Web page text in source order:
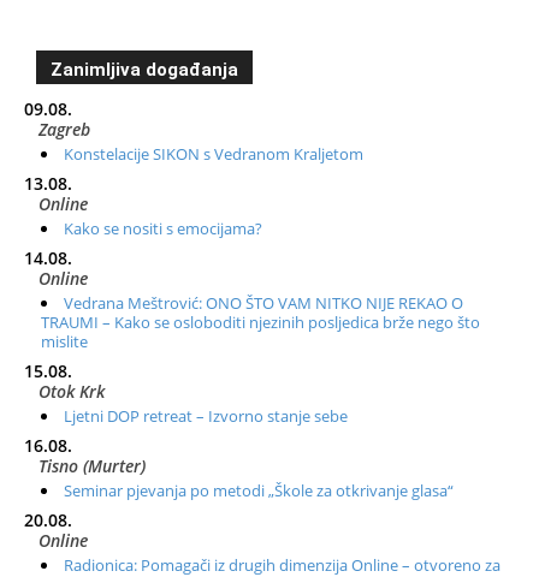
Zanimljiva događanja
09.08.
Zagreb
Konstelacije SIKON s Vedranom Kraljetom
13.08.
Online
Kako se nositi s emocijama?
14.08.
Online
Vedrana Meštrović: ONO ŠTO VAM NITKO NIJE REKAO O
TRAUMI – Kako se osloboditi njezinih posljedica brže nego što
mislite
15.08.
Otok Krk
Ljetni DOP retreat – Izvorno stanje sebe
16.08.
Tisno (Murter)
Seminar pjevanja po metodi „Škole za otkrivanje glasa“
20.08.
Online
Radionica: Pomagači iz drugih dimenzija Online – otvoreno za